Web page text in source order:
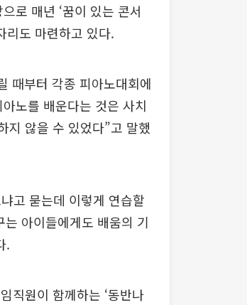
로 매년 ‘꿈이 있는 콘서
리도 마련하고 있다.
때부터 각종 피아노대회에
노를 배운다는 것은 사치
지 않을 수 있었다”고 말했
고 묻는데 이렇게 연습할
아이들에게도 배움의 기
.
직원이 함께하는 ‘동반나